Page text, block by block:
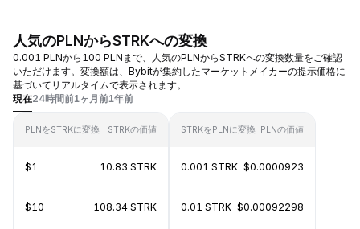
人気のPLNからSTRKへの変換
0.001 PLNから100 PLNまで、人気のPLNからSTRKへの変換数量をご確認
いただけます。変換額は、Bybitが集約したマーケットメイカーの提示価格に
基づいてリアルタイムで表示されます。
現在24時間前1ヶ月前1年前
PLNをSTRKに変換 STRKの価値
$1 10.83 STRK
$10 108.34 STRK
STRKをPLNに変換 PLNの価値
0.001 STRK $0.0000923
0.01 STRK $0.00092298